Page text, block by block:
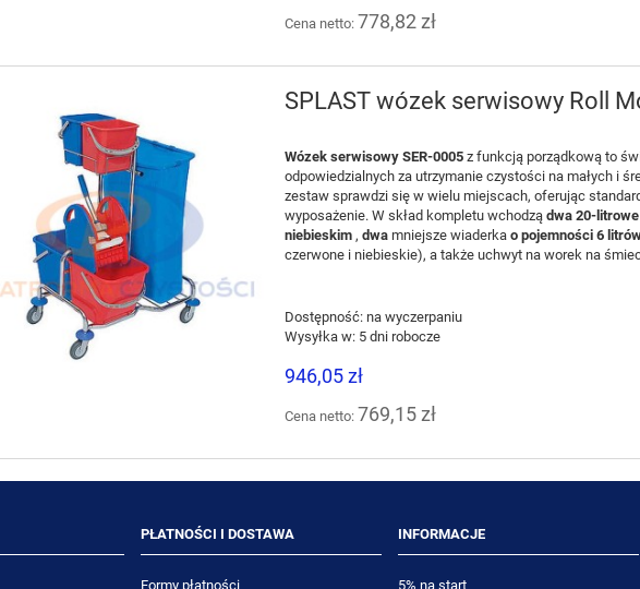
DO KOSZYKA
Cena netto: 778,82 zł
SPLAST wózek serwisowy Roll
Wózek serwisowy SER-0005z funkcją porządkową to
odpowiedzialnych za utrzymanie czystości na małych i
zestaw sprawdzi się w wielu miejscach, oferując
wyposażenie. W skład kompletu wchodzą dwa 20-
niebieskim, dwamniejsze wiaderka o pojemności 6
czerwone i niebieskie), a także uchwyt na worek na
Dostępność: na wyczerpaniu
Wysyłka w: 5 dni robocze
946,05 zł
Cena netto: 769,15 zł
PŁATNOŚCI I DOSTAWA
Formy płatności
INFORMACJE
5% na start